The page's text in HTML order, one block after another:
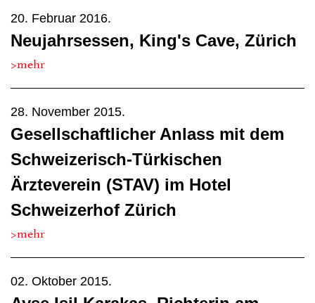
20. Februar 2016.
Neujahrsessen, King's Cave, Zürich
>mehr
28. November 2015.
Gesellschaftlicher Anlass mit dem
Schweizerisch-Türkischen
Ärzteverein (STAV) im Hotel
Schweizerhof Zürich
>mehr
02. Oktober 2015.